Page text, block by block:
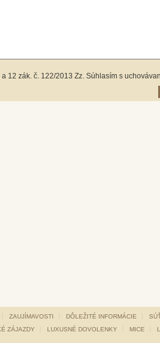
12 zák. č. 122/2013 Zz. Súhlasím s
ZAUJÍMAVOSTI DÔLEŽITÉ INFORMÁCIE
ZÁJAZDY LUXUSNÉ DOVOLENKY MICE